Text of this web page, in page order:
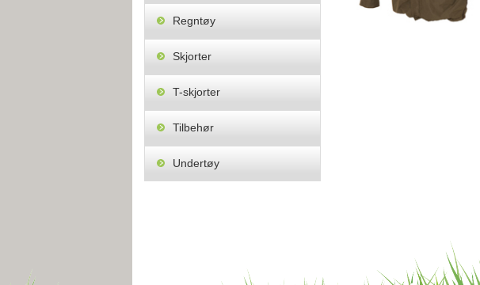
Regntøy
Skjorter
T-skjorter
Tilbehør
Undertøy